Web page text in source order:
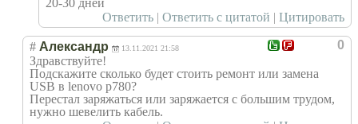
Ответить | Ответить с цитатой | Цитировать
0
# Александр 13.11.2021 21:58
Здравствуйте!
Подскажите сколько будет стоить ремонт или замена
USB в lenovo p780?
Перестал заряжаться или заряжается с большим трудом,
нужно шевелить кабель.